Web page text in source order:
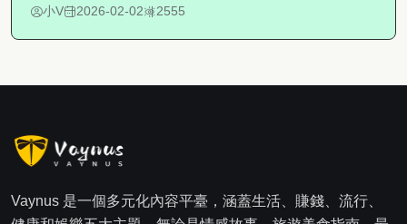
小V 2026-02-02 2555
Vaynus 是一個多元化內容平臺，涵蓋生活、賺錢、流行、